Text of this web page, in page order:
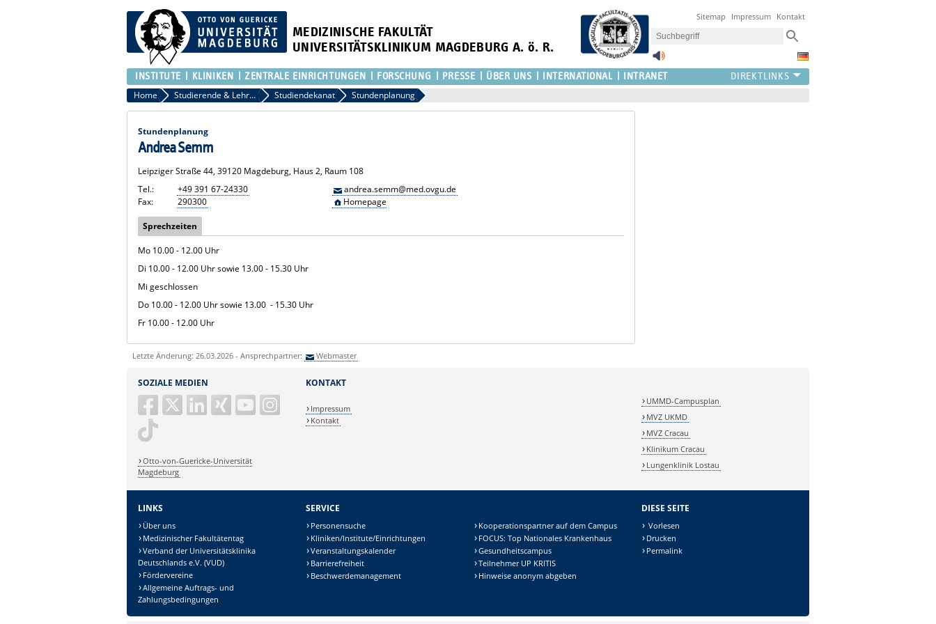
MEDIZINISCHE FAKULTÄT
UNIVERSITÄTSKLINIKUM MAGDEBURG A. ö. R.
Sitemap Impressum Kontakt
INSTITUTE KLINIKEN ZENTRALE EINRICHTUNGEN FORSCHUNG PRESSE ÜBER UNS INTERNATIONAL INTRANET
Home Studierende & Lehrende Studiendekanat Stundenplanung
Stundenplanung
Andrea Semm
Leipziger Straße 44, 39120 Magdeburg, Haus 2, Raum 108
Tel.:
+49 391 67-24330
Fax:
290300
andrea.semm@med.ovgu.de
Homepage
Sprechzeiten
Mo 10.00 - 12.00 Uhr
Di 10.00 - 12.00 Uhr sowie 13.00 - 15.30 Uhr
Mi geschlossen
Do 10.00 - 12.00 Uhr sowie 13.00 - 15.30 Uhr
Fr 10.00 - 12.00 Uhr
Letzte Änderung: 26.03.2026 - Ansprechpartner: Webmaster
SOZIALE MEDIEN
Otto-von-Guericke-Universität
Magdeburg
KONTAKT
Impressum
Kontakt
UMMD-Campusplan
MVZ UKMD
MVZ Cracau
Klinikum Cracau
Lungenklinik Lostau
LINKS
Über uns
Medizinischer Fakultätentag
Verband der Universitätsklinika
Deutschlands e.V. (VUD)
Fördervereine
Allgemeine Auftrags- und
Zahlungsbedingungen
SERVICE
Personensuche
Kliniken/Institute/Einrichtungen
Veranstaltungskalender
Barrierefreiheit
Beschwerdemanagement
Kooperationspartner auf dem Campus
FOCUS: Top Nationales Krankenhaus
Gesundheitscampus
Teilnehmer UP KRITIS
Hinweise anonym abgeben
DIESE SEITE
Vorlesen
Drucken
Permalink